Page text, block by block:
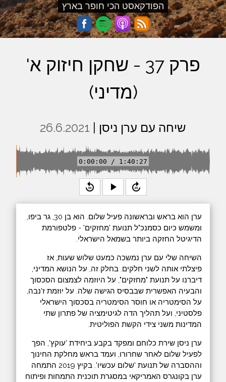
הפודקאסט הכי חופר בארץ
פרק 37 - שחקן חיזוק א'
(מדיני)
שיחה עם ערן ניסן | 26.6.2021
0:00:00 / 1:40:27
replay_30 play_arrow forward_30
ערן הוא בראש ובראשונה פעיל שלום. הוא בן 30, גר ביפו,
ומשמש כיום כסמנכ"ל תנועת 'מחזקים' - פלטפורמת
הדיגיטל החזקה ביותר בשמאל הישראלי.
השיחה שלי עם ערן נמשכה כמעט שלוש שעות, אז
פיצלתי אותה לשני חלקים. בחלק זה, על הנושא המדיני,
דיברנו על תנועת "מחזקים", על היוזמה לצמצום הסכסוך
והבעיה האפשרית שבבסיס הגישה שלה. על יוזמת ז'נבה,
על הסימטריה או חוסר הסימטריה בסכסוך הישראלי
פלסטיני, ועל תהליך הדה לגיטימציה של פתרון שתי
המדינות משני צידי הקשת הפוליטית.
ערן ניסן שירת כלוחם ומפקד בקבע ביחידת 'עוקץ', הפך
לפעיל שלום לאחר שחרורו, ועמד בראש מחלקת החינוך
וההסברה של תנועת 'שלום עכשיו'. בקיץ 2019 התמחה
ערן בקונגרס האמריקאי במסגרת תוכנית התמחות ופיתוח